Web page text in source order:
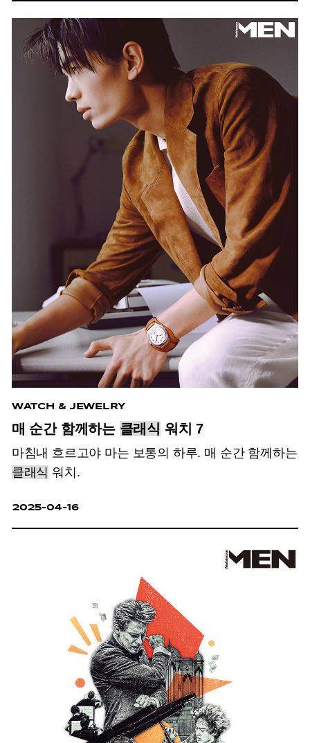
WATCH & JEWELRY
매 순간 함께하는 클래식 워치 7
마침내 흐르고야 마는 보통의 하루. 매 순간 함께하는
클래식 워치.
2025-04-16